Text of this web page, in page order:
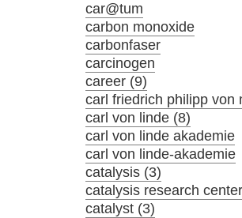
car@tum
carbon monoxide
carbonfaser
carcinogen
career (9)
carl friedrich philipp von
carl von linde (8)
carl von linde akademie
carl von linde-akademie
catalysis (3)
catalysis research
catalyst (3)